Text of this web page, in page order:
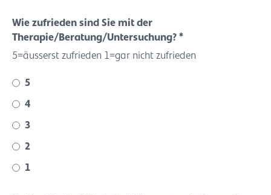
Wie zufrieden sind Sie mit der
Therapie/Beratung/Untersuchung? *
5=äusserst zufrieden 1=gar nicht zufrieden
5
4
3
2
1